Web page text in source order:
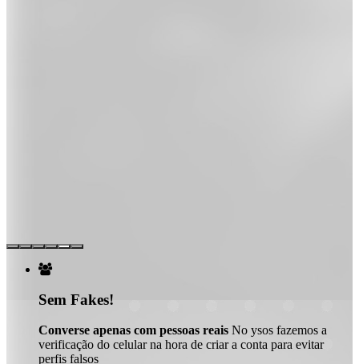

Sem Fakes!
Converse apenas com pessoas reais No ysos fazemos a
verificação do celular na hora de criar a conta para evitar
perfis falsos